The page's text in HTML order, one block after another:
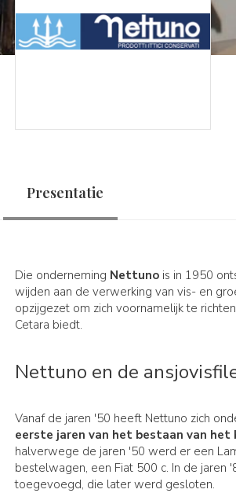
Presentatie
Die onderneming Nettuno is in 1950
wijden aan de verwerking van vis- en
opzijgezet om zich voornamelijk te
Cetara biedt.
Nettuno en de
Vanaf de jaren '50 heeft Nettuno zich
eerste jaren van het bestaan van
halverwege de jaren '50 werd er een
bestelwagen, een Fiat 500 c. In de
toegevoegd, die later werd gesloten.